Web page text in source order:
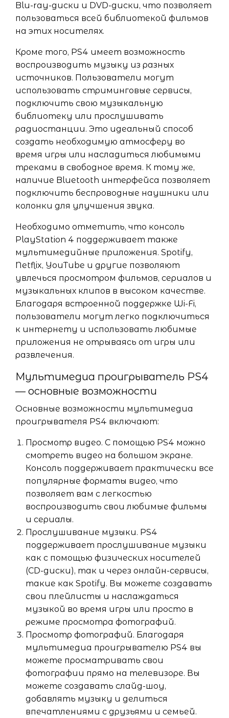
Blu-ray-диски и DVD-диски, что позволяет
пользоваться всей библиотекой фильмов
на этих носителях.
Кроме того, PS4 имеет возможность
воспроизводить музыку из разных
источников. Пользователи могут
использовать стриминговые сервисы,
подключить свою музыкальную
библиотеку или прослушивать
радиостанции. Это идеальный способ
создать необходимую атмосферу во
время игры или насладиться любимыми
треками в свободное время. К тому же,
наличие Bluetooth интерфейса позволяет
подключить беспроводные наушники или
колонки для улучшения звука.
Необходимо отметить, что консоль
PlayStation 4 поддерживает также
мультимедийные приложения. Spotify,
Netflix, YouTube и другие позволяют
увлечься просмотром фильмов, сериалов и
музыкальных клипов в высоком качестве.
Благодаря встроенной поддержке Wi-Fi,
пользователи могут легко подключиться
к интернету и использовать любимые
приложения не отрываясь от игры или
развлечения.
Мультимедиа проигрыватель PS4
— основные возможности
Основные возможности мультимедиа
проигрывателя PS4 включают:
Просмотр видео. С помощью PS4 можно
смотреть видео на большом экране.
Консоль поддерживает практически все
популярные форматы видео, что
позволяет вам с легкостью
воспроизводить свои любимые фильмы
и сериалы.
Прослушивание музыки. PS4
поддерживает прослушивание музыки
как с помощью физических носителей
(CD-диски), так и через онлайн-сервисы,
такие как Spotify. Вы можете создавать
свои плейлисты и наслаждаться
музыкой во время игры или просто в
режиме просмотра фотографий.
Просмотр фотографий. Благодаря
мультимедиа проигрывателю PS4 вы
можете просматривать свои
фотографии прямо на телевизоре. Вы
можете создавать слайд-шоу,
добавлять музыку и делиться
впечатлениями с друзьями и семьей.